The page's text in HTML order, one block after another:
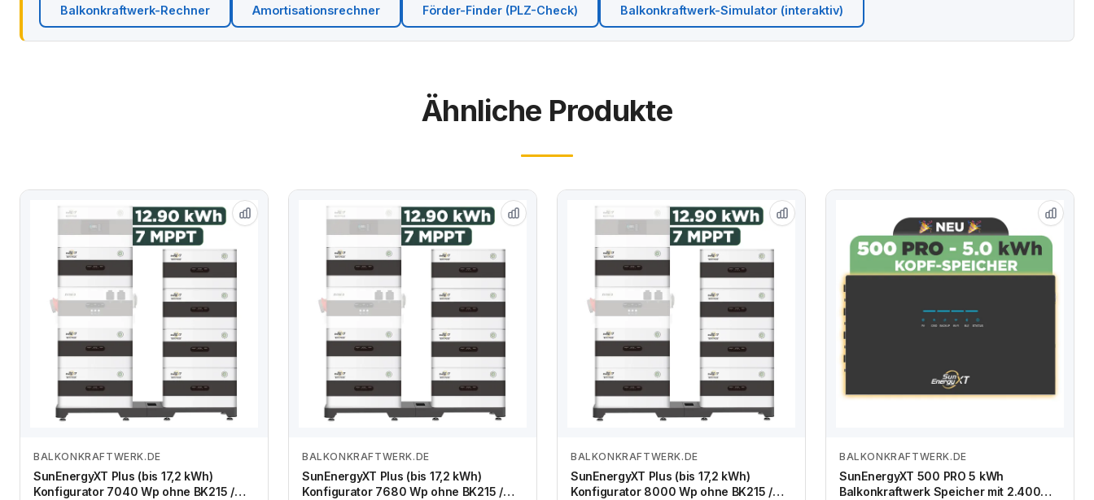
Balkonkraftwerk-Rechner Amortisationsrechner Förder-Finder (PLZ-Check) Balkonkraftwerk-Simulator (interaktiv)
Ähnliche Produkte
Zum Angebot
BALKONKRAFTWERK.DE
SunEnergyXT Plus (bis 17,2 kWh)
Konfigurator 7040 Wp ohne BK215 /
Zum Angebot
BALKONKRAFTWERK.DE
SunEnergyXT Plus (bis 17,2 kWh)
Konfigurator 7680 Wp ohne BK215 /
Zum Angebot
BALKONKRAFTWERK.DE
SunEnergyXT Plus (bis 17,2 kWh)
Konfigurator 8000 Wp ohne BK215 /
Zum Angebot
BALKONKRAFTWERK.DE
SunEnergyXT 500 PRO 5 kWh
Balkonkraftwerk Speicher mit 2.400W